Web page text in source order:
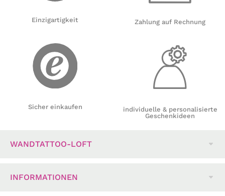
Einzigartigkeit
Sicher einkaufen
Zahlung auf Rechnung
individuelle & personalisierte
Geschenkideen
WANDTATTOO-LOFT
INFORMATIONEN